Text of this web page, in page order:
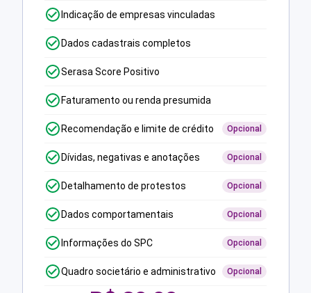
Indicação de empresas vinculadas
Dados cadastrais completos
Serasa Score Positivo
Faturamento ou renda presumida
Recomendação e limite de crédito Opcional
Dívidas, negativas e anotações Opcional
Detalhamento de protestos Opcional
Dados comportamentais Opcional
Informações do SPC Opcional
Quadro societário e administrativo Opcional